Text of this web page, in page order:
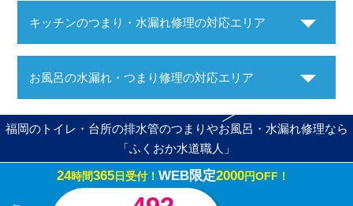
キッチンのつまり・水漏れ修理の対応エリア
お風呂の水漏れ・つまり修理の対応エリア
福岡のトイレ・台所の排水管のつまりやお風呂・水漏れ修理なら
「ふくおか水道職人」
Copyright ©ふくおか水道職人. All Rights Reserved.
24時間365日受付！ WEB限定2000円OFF！